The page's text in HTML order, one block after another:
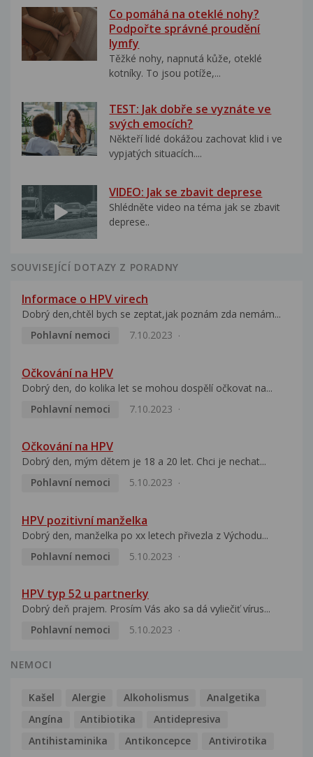
Co pomáhá na oteklé nohy?
Podpořte správné proudění
lymfy
Těžké nohy, napnutá kůže, oteklé
kotníky. To jsou potíže,...
TEST: Jak dobře se vyznáte ve
svých emocích?
Někteří lidé dokážou zachovat klid i ve
vypjatých situacích....
VIDEO: Jak se zbavit deprese
Shlédněte video na téma jak se zbavit
deprese..
SOUVISEJÍCÍ DOTAZY Z PORADNY
Informace o HPV virech
Dobrý den,chtěl bych se zeptat,jak poznám zda nemám...
Pohlavní nemoci
7.10.2023
Očkování na HPV
Dobrý den, do kolika let se mohou dospělí očkovat na...
Pohlavní nemoci
7.10.2023
Očkování na HPV
Dobrý den, mým dětem je 18 a 20 let. Chci je nechat...
Pohlavní nemoci
5.10.2023
HPV pozitivní manželka
Dobrý den, manželka po xx letech přivezla z Východu...
Pohlavní nemoci
5.10.2023
HPV typ 52 u partnerky
Dobrý deň prajem. Prosím Vás ako sa dá vyliečiť vírus...
Pohlavní nemoci
5.10.2023
NEMOCI
Kašel Alergie Alkoholismus
Analgetika
Angína
Antibiotika
Antidepresiva
Antihistaminika
Antikoncepce Antivirotika